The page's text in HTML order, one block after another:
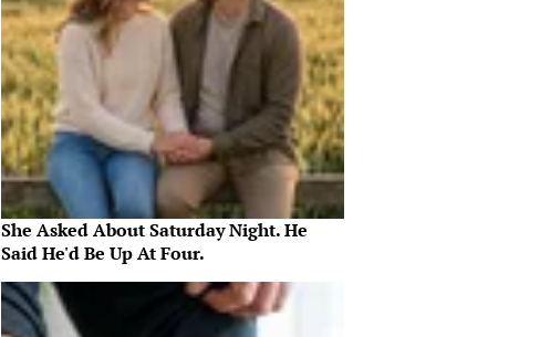
She Asked About Saturday Night. He
Said He'd Be Up At Four.